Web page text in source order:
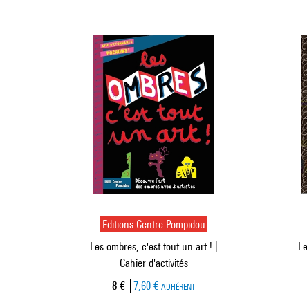
Editions Centre Pompidou
Les ombres, c'est tout un art ! |
Cahier d'activités
Prix ​​actuel
8 € 7,60 € ADHÉRENT